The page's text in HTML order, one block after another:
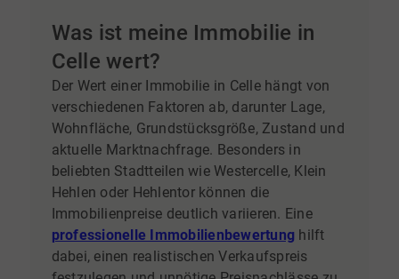
Was ist meine Immobilie in
Celle wert?
Der Wert einer Immobilie in Celle hängt von
verschiedenen Faktoren ab, darunter Lage,
Wohnfläche, Grundstücksgröße, Zustand und
aktuelle Marktnachfrage. Besonders in
beliebten Stadtteilen wie Westercelle, Klein
Hehlen oder Hehlentor können die
Immobilienpreise deutlich variieren. Eine
professionelle Immobilienbewertung hilft
dabei, einen realistischen Verkaufspreis